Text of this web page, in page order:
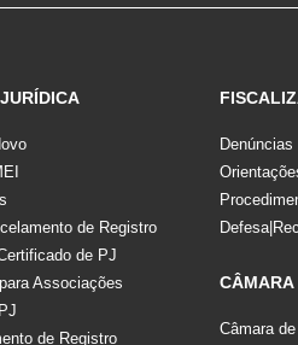
de Registro
de PJ
Associações
de Registro
Denúncias
Câmara